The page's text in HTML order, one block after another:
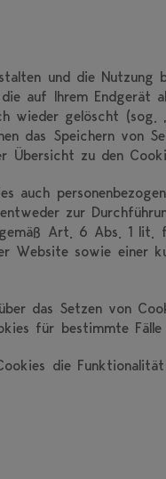
und die Nutzung
auf Ihrem Endgerät
wieder gelöscht (sog.
das Speichern von
zu den
auch
zur
Art. 6 Abs. 1 lit.
Website sowie einer
das Setzen von
für bestimmte Fälle
die